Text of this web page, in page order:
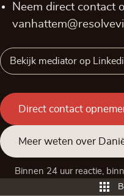
Neem direct contact
Bekijk mediator op
Direct contact
Meer weten over
Binnen 24 uur reactie,